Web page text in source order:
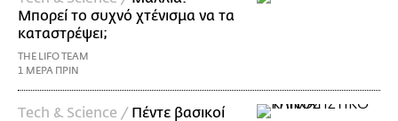
Μπορεί το συχνό χτένισμα να τα
καταστρέψει;
THE LIFO TEAM
1 ΜΕΡΑ ΠΡΙΝ
Τech & Science / Πέντε βασικοί